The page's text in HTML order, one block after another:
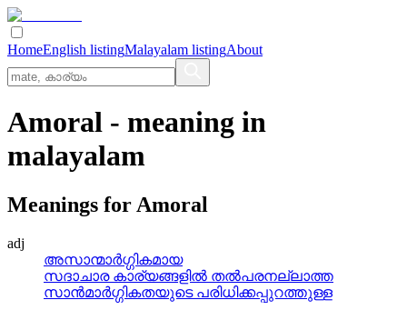
HomeEnglish listingMalayalam listingAbout
Amoral - meaning in
malayalam
Meanings for Amoral
adj
അസാന്മാര്‍ഗ്ഗികമായ
സദാചാര കാര്യങ്ങളില്‍ തല്‍പരനല്ലാത്ത
സാന്‍മാര്‍ഗ്ഗികതയുടെ പരിധിക്കപ്പുറത്തുള്ള